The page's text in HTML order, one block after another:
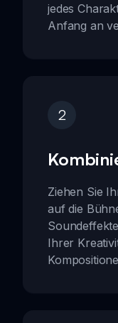
jedes
Anfang an
2
Ziehen Sie
auf die
Ihrer